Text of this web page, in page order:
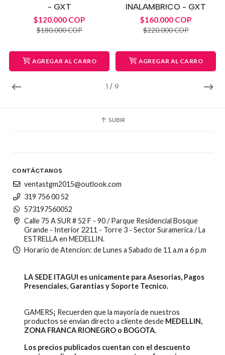
1 / 9
- GXT
$120.000 COP
$180.000 COP
AGREGAR AL CARRO
INALAMBRICO - GXT
$160.000 COP
$220.000 COP
AGREGAR AL CARRO
SUBIR
CONTÁCTANOS
ventastgm2015@outlook.com
319 756 00 52
573197560052
Calle 75 A SUR # 52 F - 90 / Parque Residencial Bosque
Grande - Interior 2211 - Torre 3 - Sector Suramerica / La
ESTRELLA en MEDELLIN.
Horario de Atencion: de Lunes a Sabado de 11 a.m a 6 p.m
LA SEDE ITAGUI es unicamente para Asesorias, Pagos
Presenciales, Garantias y Soporte Tecnico.
GAMERS¡ Recuerden que la mayoria de nuestros
productos se envian directo a cliente desde MEDELLIN,
ZONA FRANCA RIONEGRO o BOGOTA.
Los precios publicados cuentan con el descuento